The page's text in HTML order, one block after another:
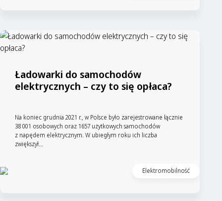
Ładowarki do samochodów
elektrycznych – czy to się opłaca?
Na koniec grudnia 2021 r., w Polsce było zarejestrowane łącznie
38 001 osobowych oraz 1657 użytkowych samochodów
z napędem elektrycznym. W ubiegłym roku ich liczba
zwiększył...
Elektromobilność